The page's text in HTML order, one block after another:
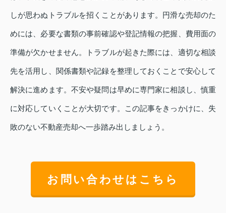
しが思わぬトラブルを招くことがあります。円滑な売却のた
めには、必要な書類の事前確認や登記情報の把握、費用面の
準備が欠かせません。トラブルが起きた際には、適切な相談
先を活用し、関係書類や記録を整理しておくことで安心して
解決に進めます。不安や疑問は早めに専門家に相談し、慎重
に対応していくことが大切です。この記事をきっかけに、失
敗のない不動産売却へ一歩踏み出しましょう。
お問い合わせはこちら